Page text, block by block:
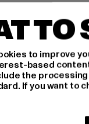
die alle ihren
und sind ideal
bieten
TO
to improve
based
the
If you want to